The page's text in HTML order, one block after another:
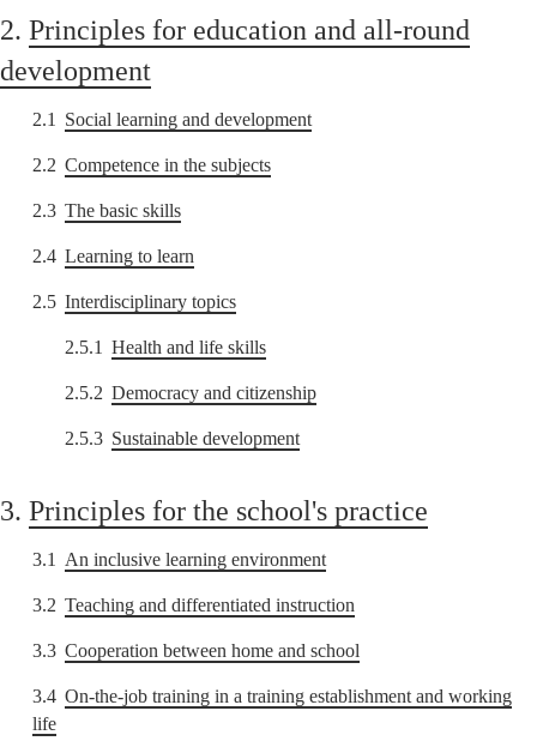
2. Principles for education and all-round
development
2.1 Social learning and development
2.2 Competence in the subjects
2.3 The basic skills
2.4 Learning to learn
2.5 Interdisciplinary topics
2.5.1 Health and life skills
2.5.2 Democracy and citizenship
2.5.3 Sustainable development
3. Principles for the school's practice
3.1 An inclusive learning environment
3.2 Teaching and differentiated instruction
3.3 Cooperation between home and school
3.4 On-the-job training in a training establishment and working
life